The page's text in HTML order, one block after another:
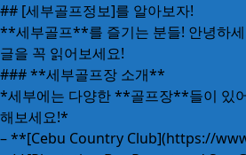
## [세부골프정보]를 알아보자!
**세부골프**를 즐기는 분들! 안녕하
글을 꼭 읽어보세요!
### **세부골프장 소개**
*세부에는 다양한 **골프장**들이 있
해보세요!*
– **[Cebu Country Club](https://